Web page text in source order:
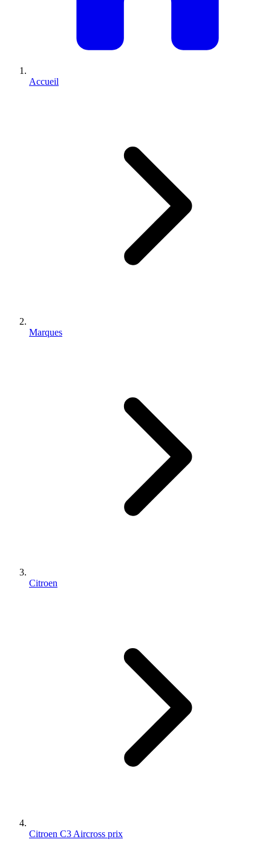
Accueil
Marques
Citroen
Citroen C3 Aircross prix